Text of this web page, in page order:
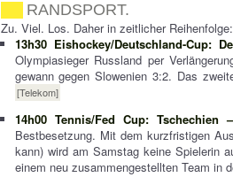
RANDSPORT.
Zu. Viel. Los. Daher in zeitlicher Reihenfolge:
13h30 Eishockey/Deutschland-Cup:
Olympiasieger Russland per
gewann gegen Slowenien 3:2. Das
[Telekom]
14h00 Tennis/Fed Cup: Tschechien
Bestbesetzung. Mit dem kurzfristigen
kann) wird am Samstag keine Spielerin
einem neu zusammengestellten Team in